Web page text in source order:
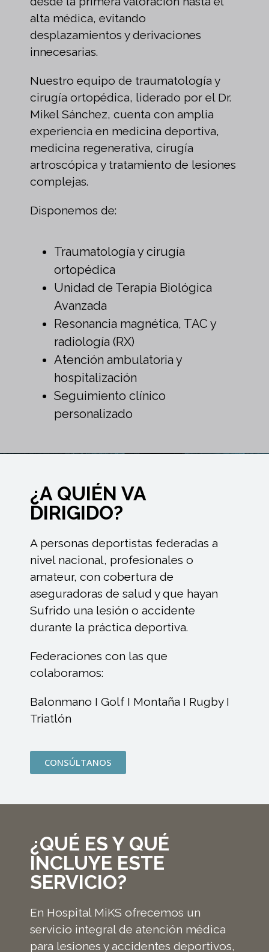
alta médica, evitando
desplazamientos y derivaciones
innecesarias.
Nuestro equipo de traumatología y
cirugía ortopédica, liderado por el Dr.
Mikel Sánchez, cuenta con amplia
experiencia en medicina deportiva,
medicina regenerativa, cirugía
artroscópica y tratamiento de lesiones
complejas.
Disponemos de:
Traumatología y cirugía
ortopédica
Unidad de Terapia Biológica
Avanzada
Resonancia magnética, TAC y
radiología (RX)
Atención ambulatoria y
hospitalización
Seguimiento clínico
personalizado
¿A QUIÉN VA
DIRIGIDO?
A personas deportistas federadas a
nivel nacional, profesionales o
amateur, con cobertura de
aseguradoras de salud y que hayan
Sufrido una lesión o accidente
durante la práctica deportiva.
Federaciones con las que
colaboramos:
Balonmano I Golf I Montaña I Rugby I
Triatlón
CONSÚLTANOS
¿QUÉ ES Y QUÉ
INCLUYE ESTE
SERVICIO?
En Hospital MiKS ofrecemos un
servicio integral de atención médica
para lesiones y accidentes deportivos,